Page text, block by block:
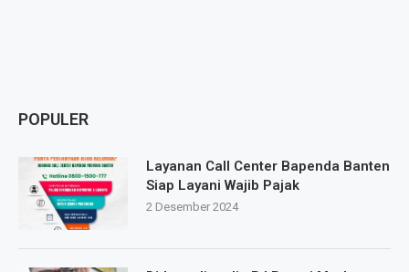
POPULER
Layanan Call Center Bapenda Banten
Siap Layani Wajib Pajak
2 Desember 2024